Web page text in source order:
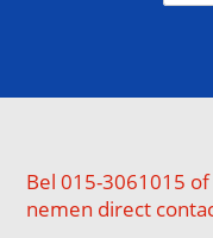
Bel 015-3061015
nemen direct